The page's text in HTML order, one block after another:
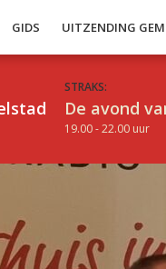
GIDS UITZENDING
STRAKS:
De avond
19.00 - 22.00 uur